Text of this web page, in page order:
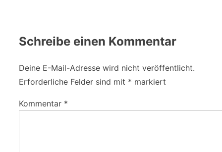
Schreibe einen Kommentar
Deine E-Mail-Adresse wird nicht veröffentlicht.
Erforderliche Felder sind mit * markiert
Kommentar *